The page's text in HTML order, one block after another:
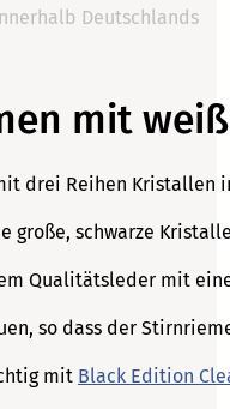
Deutschlands
mit
drei Reihen Kristallen
große, schwarze
Qualitätsleder mit
so dass der
mit Black Edition